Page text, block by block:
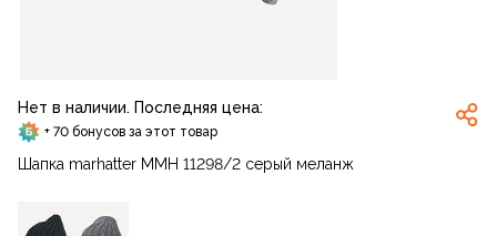
Нет в наличии. Последняя цена:
+ 70 бонусов за этот товар
Шапка marhatter MMH 11298/2 серый меланж